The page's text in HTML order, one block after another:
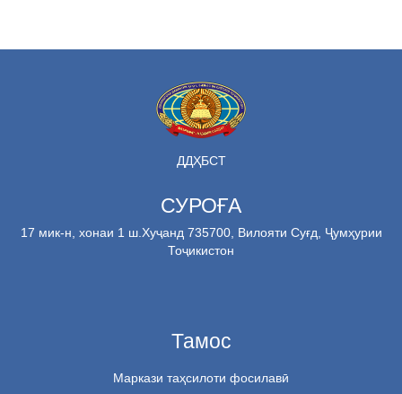
ДДҲБСТ
СУРОҒА
17 мик-н, хонаи 1 ш.Хуҷанд 735700, Вилояти Суғд, Ҷумҳурии
Тоҷикистон
Тамос
Маркази таҳсилоти фосилавӣ